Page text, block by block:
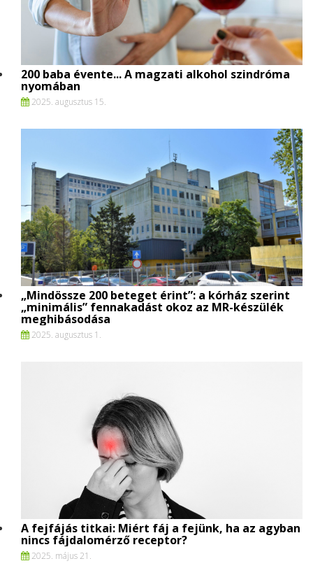
200 baba évente... A magzati alkohol szindróma
nyomában
2025. augusztus 15.
„Mindössze 200 beteget érint”: a kórház szerint
„minimális” fennakadást okoz az MR-készülék
meghibásodása
2025. augusztus 1.
A fejfájás titkai: Miért fáj a fejünk, ha az agyban
nincs fájdalomérző receptor?
2025. május 21.